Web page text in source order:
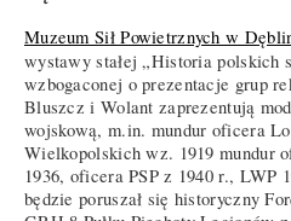
Muzeum Sił Powietrznych w
wystawy stałej „Historia polskich
wzbogaconej o prezentacje grup
Bluszcz i Wolant zaprezentują
wojskową, m.in. mundur oficera
Wielkopolskich wz. 1919 mundur
1936, oficera PSP z 1940 r., LWP
będzie poruszał się historyczny